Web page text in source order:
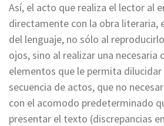
Así, el acto que realiza el lector al
directamente con la obra literaria,
del lenguaje, no sólo al
ojos, sino al realizar una necesaria
elementos que le permita dilucidar
secuencia de actos, que no
con el acomodo predeterminado
presentar el texto (discrepancias